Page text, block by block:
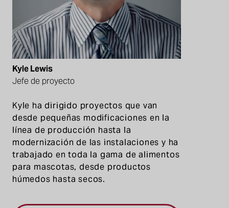
Kyle Lewis
Jefe de proyecto
Kyle ha dirigido proyectos que van
desde pequeñas modificaciones en la
línea de producción hasta la
modernización de las instalaciones y ha
trabajado en toda la gama de alimentos
para mascotas, desde productos
húmedos hasta secos.